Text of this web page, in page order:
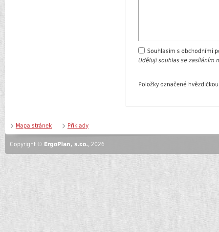
Souhlasím s obchodními
Uděluji souhlas se zasíláním
Položky označené
Mapa stránek Příklady
Copyright © ErgoPlan, s.r.o., 2026